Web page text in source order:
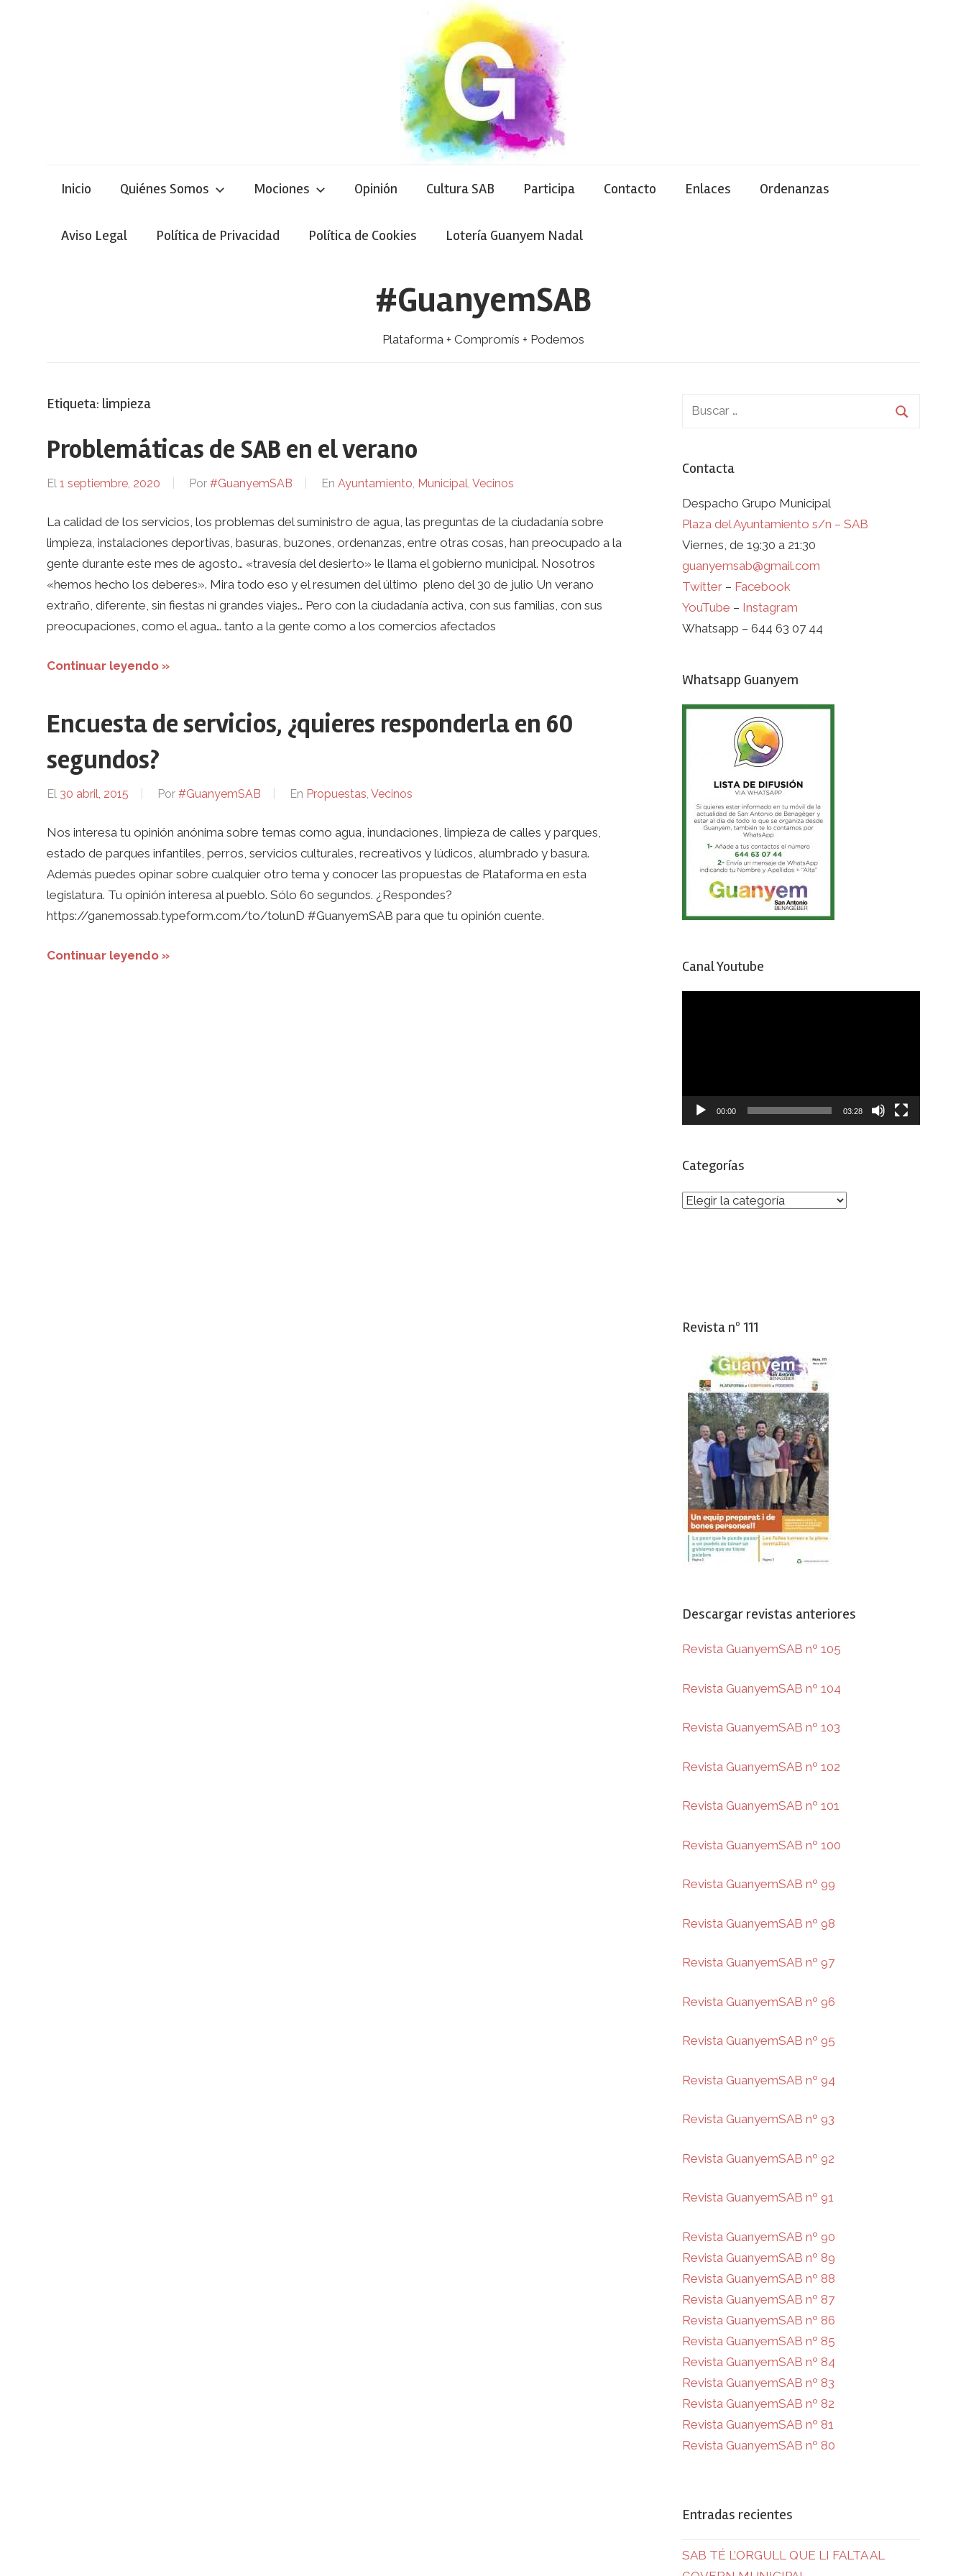
Inicio Quiénes Somos Mociones Opinión Cultura SAB Participa Contacto Enlaces Ordenanzas
Aviso Legal Política de Privacidad Política de Cookies Lotería Guanyem Nadal
#GuanyemSAB
Plataforma + Compromís + Podemos
Etiqueta: limpieza
Problemáticas de SAB en el verano
El 1 septiembre, 2020 Por #GuanyemSAB En Ayuntamiento, Municipal, Vecinos
La calidad de los servicios, los problemas del suministro de agua, las preguntas de la ciudadanía sobre
limpieza, instalaciones deportivas, basuras, buzones, ordenanzas, entre otras cosas, han preocupado a la
gente durante este mes de agosto… «travesía del desierto» le llama el gobierno municipal. Nosotros
«hemos hecho los deberes». Mira todo eso y el resumen del último pleno del 30 de julio Un verano
extraño, diferente, sin fiestas ni grandes viajes… Pero con la ciudadanía activa, con sus familias, con sus
preocupaciones, como el agua… tanto a la gente como a los comercios afectados
Continuar leyendo »
Encuesta de servicios, ¿quieres responderla en 60
segundos?
El 30 abril, 2015 Por #GuanyemSAB En Propuestas, Vecinos
Nos interesa tu opinión anónima sobre temas como agua, inundaciones, limpieza de calles y parques,
estado de parques infantiles, perros, servicios culturales, recreativos y lúdicos, alumbrado y basura.
Además puedes opinar sobre cualquier otro tema y conocer las propuestas de Plataforma en esta
legislatura. Tu opinión interesa al pueblo. Sólo 60 segundos. ¿Respondes?
https://ganemossab.typeform.com/to/tolunD #GuanyemSAB para que tu opinión cuente.
Continuar leyendo »
Contacta
Despacho Grupo Municipal
Plaza del Ayuntamiento s/n – SAB
Viernes, de 19:30 a 21:30
guanyemsab@gmail.com
Twitter – Facebook
YouTube – Instagram
Whatsapp – 644 63 07 44
Whatsapp Guanyem
Canal Youtube
00:00 03:28
Categorías
Categorías
Revista nº 111
Descargar revistas anteriores
Revista GuanyemSAB nº 105
Revista GuanyemSAB nº 104
Revista GuanyemSAB nº 103
Revista GuanyemSAB nº 102
Revista GuanyemSAB nº 101
Revista GuanyemSAB nº 100
Revista GuanyemSAB nº 99
Revista GuanyemSAB nº 98
Revista GuanyemSAB nº 97
Revista GuanyemSAB nº 96
Revista GuanyemSAB nº 95
Revista GuanyemSAB nº 94
Revista GuanyemSAB nº 93
Revista GuanyemSAB nº 92
Revista GuanyemSAB nº 91
Revista GuanyemSAB nº 90
Revista GuanyemSAB nº 89
Revista GuanyemSAB nº 88
Revista GuanyemSAB nº 87
Revista GuanyemSAB nº 86
Revista GuanyemSAB nº 85
Revista GuanyemSAB nº 84
Revista GuanyemSAB nº 83
Revista GuanyemSAB nº 82
Revista GuanyemSAB nº 81
Revista GuanyemSAB nº 80
Entradas recientes
SAB TÉ L’ORGULL QUE LI FALTA AL